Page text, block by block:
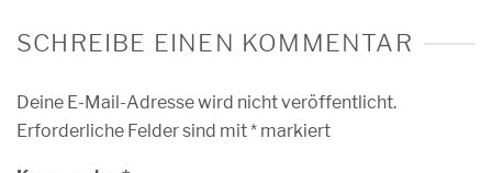
SCHREIBE EINEN KOMMENTAR
Deine E-Mail-Adresse wird nicht veröffentlicht.
Erforderliche Felder sind mit* markiert